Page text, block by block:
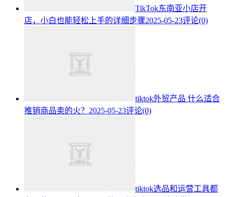
TikTok东南亚小店开
店，小白也能轻松上手的详细步骤2025-05-23评论(0)
tiktok外贸产品 什么适合
推销商品卖的火？ 2025-05-23评论(0)
tiktok选品和运营工具都